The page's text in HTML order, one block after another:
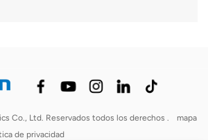
Co., Ltd. Reservados todos los derechos .
mapa
de privacidad